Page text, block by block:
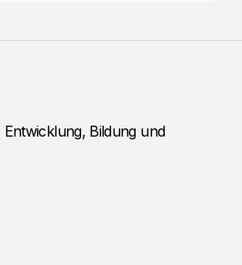
Bildung und